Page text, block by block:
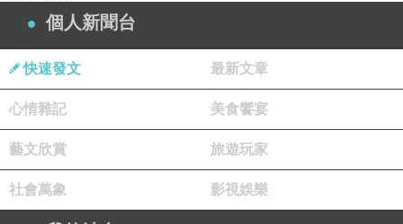
個人新聞台
快速發文 最新文章
心情雜記 美食饗宴
藝文欣賞 旅遊玩家
社會萬象 影視娛樂